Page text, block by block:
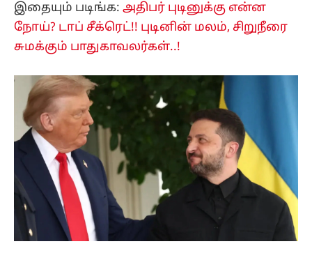
இதையும் படிங்க: அதிபர் புடினுக்கு என்ன
நோய்? டாப் சீக்ரெட்!! புடினின் மலம், சிறுநீரை
சுமக்கும் பாதுகாவலர்கள்..!